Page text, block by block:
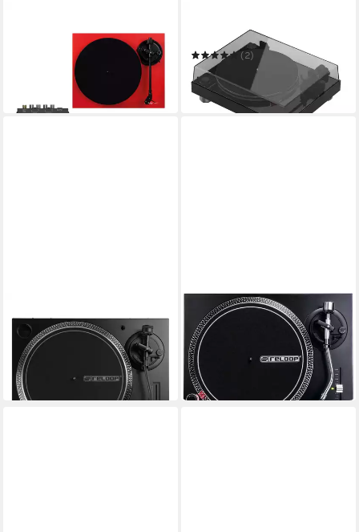
Plattenspieler
mtl. in 24 Raten
in 2-3 Werktagen bei dir
Plattenspieler
(2)
ab 808,92 €
23,49 €mtl. in 48 Raten
in 2-3 Werktagen bei dir
Reloop RP 5000 MK4
Plattenspieler
599,00 €
17,39 €
in 5-6 Werktagen bei dir
RELOOP®
Reloop RP 2000 USB MK2
Plattenspieler
399,00 €
19,82 €
in 5-6 Werktagen bei dir